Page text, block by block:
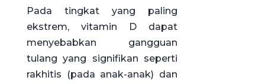
Pada tingkat yang paling
ekstrem, vitamin D dapat
menyebabkan gangguan
tulang yang signifikan seperti
rakhitis (pada anak-anak) dan